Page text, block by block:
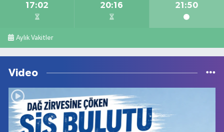
17:02 20:16 21:50
Aylık Vakitler
Video